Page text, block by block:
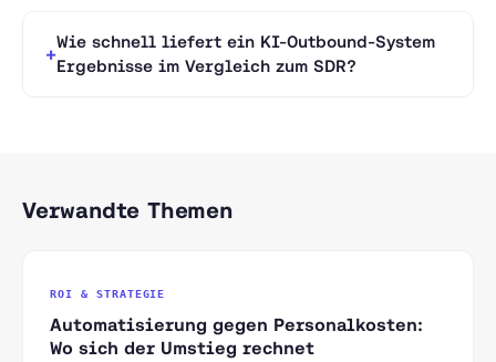
Wie schnell liefert ein KI-Outbound-System
Ergebnisse im Vergleich zum SDR?
Verwandte Themen
ROI & STRATEGIE
Automatisierung gegen Personalkosten:
Wo sich der Umstieg rechnet